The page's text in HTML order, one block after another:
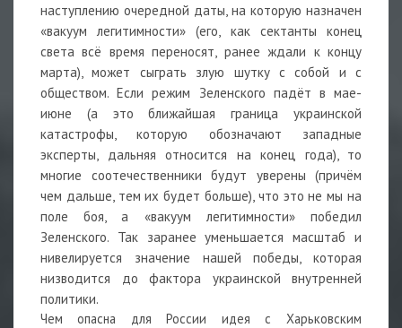
наступлению очередной даты, на которую назначен
«вакуум легитимности» (его, как сектанты конец
света всё время переносят, ранее ждали к концу
марта), может сыграть злую шутку с собой и с
обществом. Если режим Зеленского падёт в мае-
июне (а это ближайшая граница украинской
катастрофы, которую обозначают западные
эксперты, дальняя относится на конец года), то
многие соотечественники будут уверены (причём
чем дальше, тем их будет больше), что это не мы на
поле боя, а «вакуум легитимности» победил
Зеленского. Так заранее уменьшается масштаб и
нивелируется значение нашей победы, которая
низводится до фактора украинской внутренней
политики.
Чем опасна для России идея с Харьковским